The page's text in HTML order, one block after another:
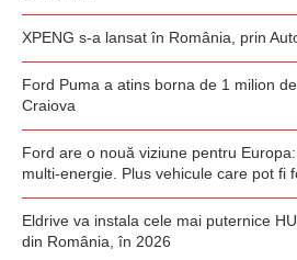
XPENG s-a lansat în România, prin
Ford Puma a atins borna de 1 milion
Craiova
Ford are o nouă viziune pentru
multi-energie. Plus vehicule care pot fi
Eldrive va instala cele mai puternice
din România, în 2026